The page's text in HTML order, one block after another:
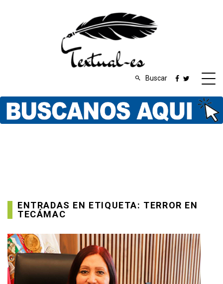
Buscar
ENTRADAS EN ETIQUETA: TERROR EN
TECÁMAC